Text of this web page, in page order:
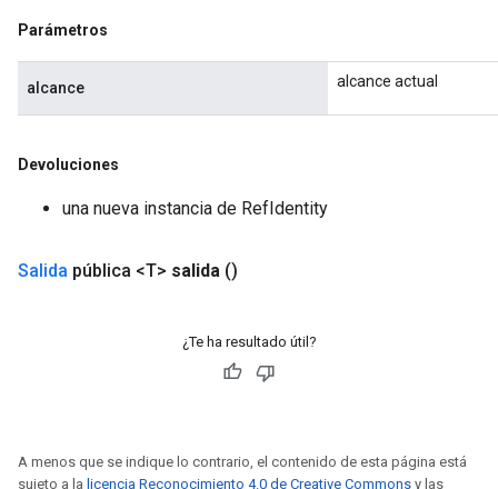
Parámetros
alcance alcance actual
Devoluciones
una nueva instancia de RefIdentity
Salida pública <T> salida ()
¿Te ha resultado útil?
A menos que se indique lo contrario, el contenido de esta página está
sujeto a la licencia Reconocimiento 4.0 de Creative Commons y las